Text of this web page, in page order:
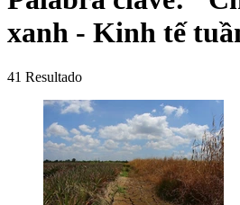
xanh - Kinh tế
41 Resultado